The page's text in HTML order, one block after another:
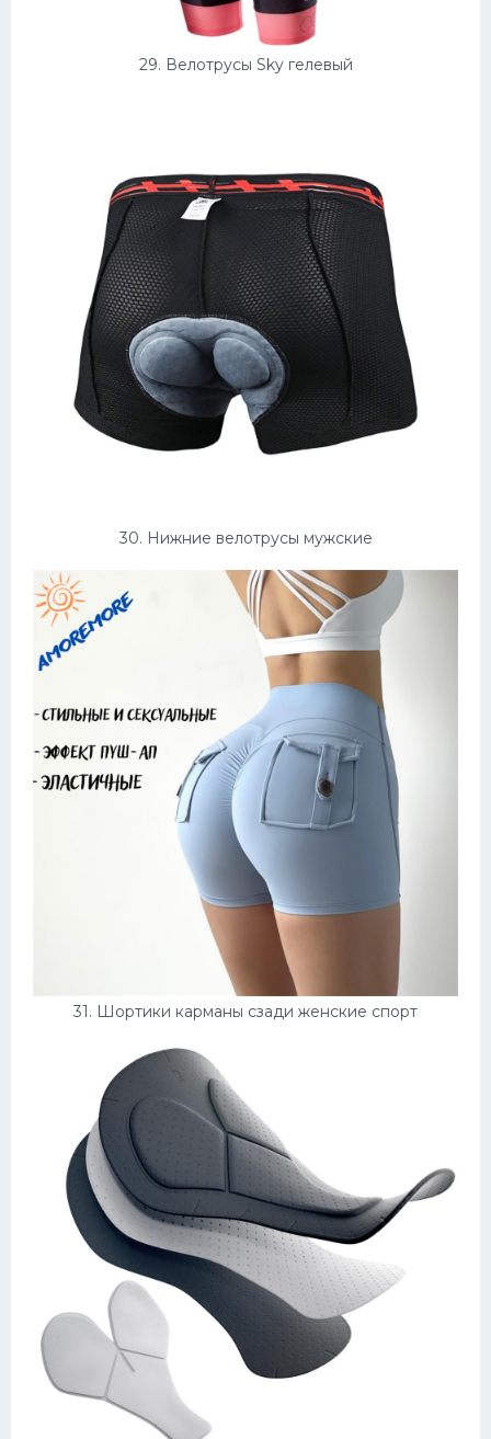
29. Велотрусы Sky гелевый
30. Нижние велотрусы мужские
31. Шортики карманы сзади женские спорт